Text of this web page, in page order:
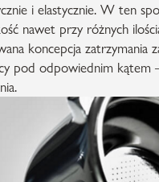
i elastycznie. W ten
nawet przy różnych
koncepcja zatrzymania
pod odpowiednim kątem